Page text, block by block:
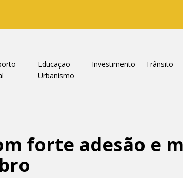
Educação Investimento
Trânsito
Urbanismo
forte adesão e